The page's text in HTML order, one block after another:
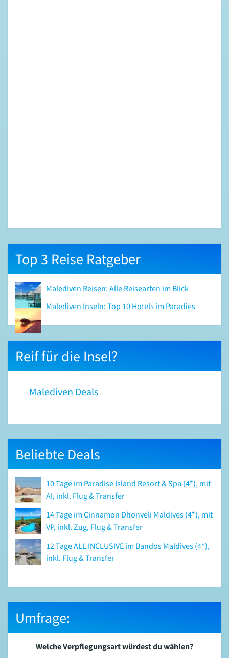
Top 3 Reise Ratgeber
Malediven Reisen: Alle Reisearten im Blick
Malediven Inseln: Top 10 Hotels im Paradies
Reif für die Insel?
Malediven Deals
Beliebte Deals
10 Tage im Paradise Island Resort & Spa (4*), mit
AI, inkl. Flug & Transfer
14 Tage im Cinnamon Dhonveli Maldives (4*), mit
VP, inkl. Zug, Flug & Transfer
12 Tage ALL INCLUSIVE im Bandos Maldives (4*),
inkl. Flug & Transfer
Umfrage:
Welche Verpflegungsart würdest du wählen?